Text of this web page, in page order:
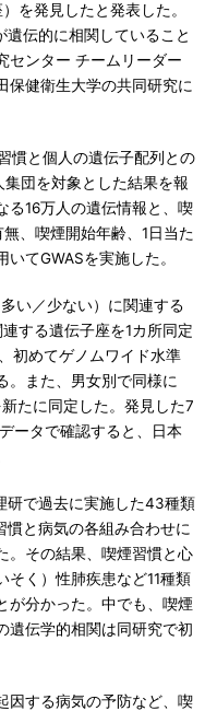
を発見したと発表した。
遺伝的に相関していること
センター チームリーダー
保健衛生大学の共同研究に
慣と個人の遺伝子配列との
団を対象とした結果を報
る16万人の遺伝情報と、喫
、喫煙開始年齢、1日当た
てGWASを実施した。
い／少ない）に関連する
する遺伝子座を1カ所同定
初めてゲノムワイド水準
。また、男女別で同様に
たに同定した。発見した7
ータで確認すると、日本
研で過去に実施した43種類
慣と病気の各組み合わせに
。その結果、喫煙習慣と心
そく）性肺疾患など11種類
が分かった。中でも、喫煙
遺伝学的相関は同研究で初
する病気の予防など、喫